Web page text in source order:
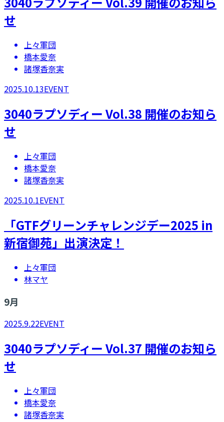
せ
上々軍団
橋本愛奈
諸塚香奈実
2025.10.13EVENT
3040ラプソディー Vol.38 開催のお知ら
せ
上々軍団
橋本愛奈
諸塚香奈実
2025.10.1EVENT
「GTFグリーンチャレンジデー2025 in
新宿御苑」出演決定！
上々軍団
林マヤ
9月
2025.9.22EVENT
3040ラプソディー Vol.37 開催のお知ら
せ
上々軍団
橋本愛奈
諸塚香奈実